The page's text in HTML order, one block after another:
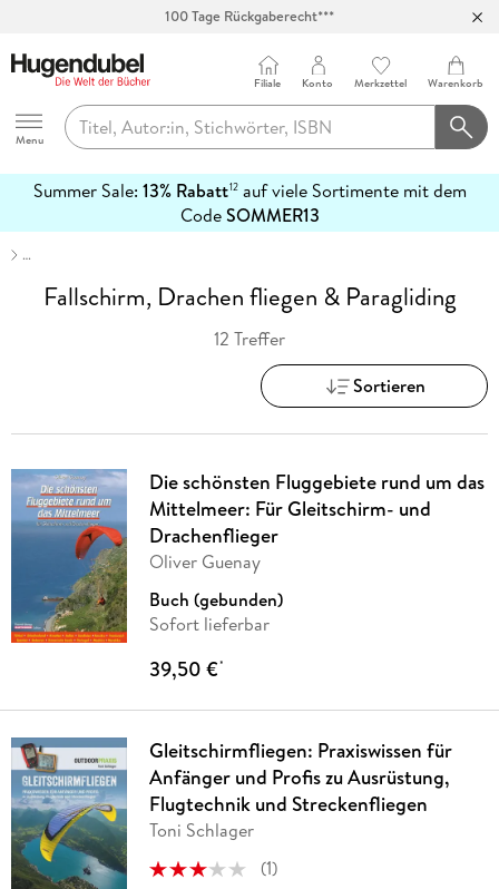
100 Tage Rückgaberecht***
Hugendubel
Menu
Filiale Konto Merkzettel Warenkorb
Summer Sale: 13% Rabatt12auf viele Sortimente mit dem
CodeSOMMER13
erfahren
…
Fallschirm, Drachen fliegen & Paragliding
12 Treffer
Sortieren
Die schönsten Fluggebiete rund um das
Mittelmeer: Für Gleitschirm- und
Drachenflieger
Oliver Guenay
Buch (gebunden)
Sofort lieferbar
39,50 €*
Gleitschirmfliegen: Praxiswissen für
Anfänger und Profis zu Ausrüstung,
Flugtechnik und Streckenfliegen
Toni Schlager
(1)